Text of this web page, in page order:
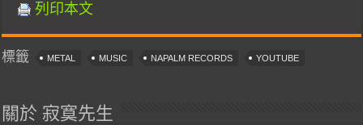
列印本文
標籤 METAL MUSIC NAPALM RECORDS YOUTUBE
關於 寂寞先生